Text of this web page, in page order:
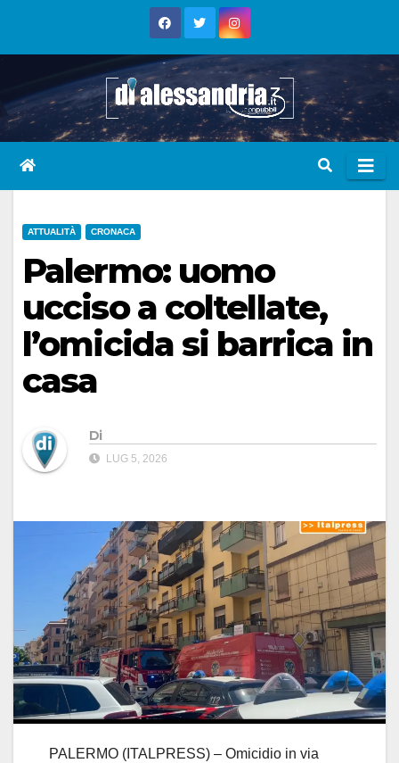
ATTUALITÀ CRONACA
Palermo: uomo
ucciso a coltellate,
l’omicida si barrica in
casa
Di
LUG 5, 2026
PALERMO (ITALPRESS) – Omicidio in via